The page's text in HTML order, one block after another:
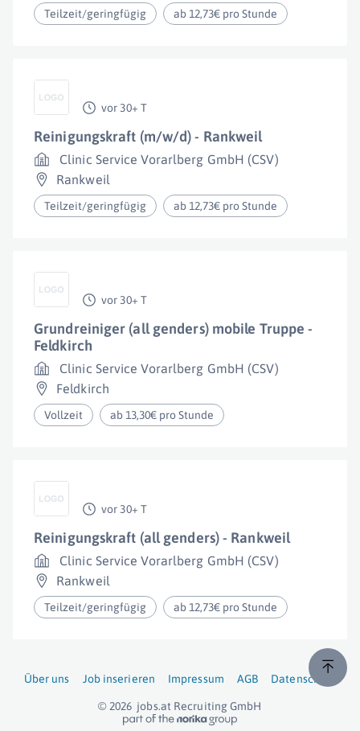
Teilzeit/geringfügig ab 12,73€ pro Stunde
vor 30+ T
Reinigungskraft (m/w/d) - Rankweil
Clinic Service Vorarlberg GmbH (CSV)
Rankweil
Teilzeit/geringfügig ab 12,73€ pro Stunde
vor 30+ T
Grundreiniger (all genders) mobile Truppe -
Feldkirch
Clinic Service Vorarlberg GmbH (CSV)
Feldkirch
Vollzeit ab 13,30€ pro Stunde
vor 30+ T
Reinigungskraft (all genders) - Rankweil
Clinic Service Vorarlberg GmbH (CSV)
Rankweil
Teilzeit/geringfügig ab 12,73€ pro Stunde
Über uns Job inserieren Impressum AGB Datenschutz
© 2026 jobs.at Recruiting GmbH